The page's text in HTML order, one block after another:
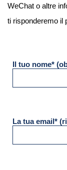
WeChat o altre
ti risponderemo il
Il tuo nome*
La tua email*